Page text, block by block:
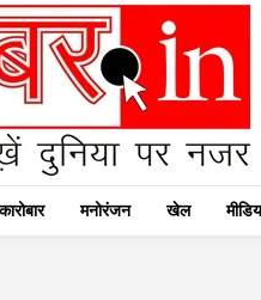
कारोबार मनोरंजन खेल